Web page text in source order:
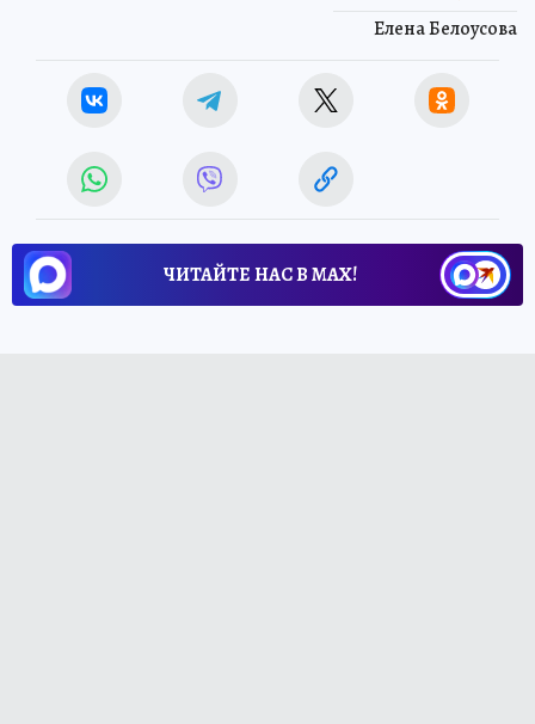
Елена Белоусова
ЧИТАЙТЕ НАС В МАХ!